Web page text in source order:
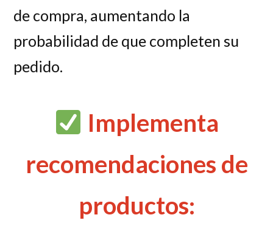
de compra, aumentando la
probabilidad de que completen su
pedido.
Implementa
recomendaciones de
productos: